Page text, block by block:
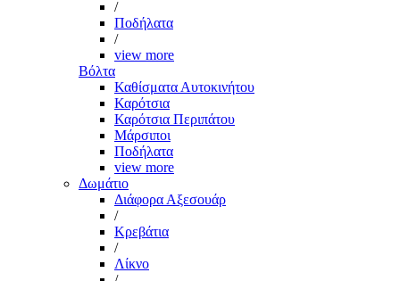
/
Ποδήλατα
/
view more
Βόλτα
Καθίσματα Αυτοκινήτου
Καρότσια
Καρότσια Περιπάτου
Μάρσιποι
Ποδήλατα
view more
Δωμάτιο
Διάφορα Αξεσουάρ
/
Κρεβάτια
/
Λίκνο